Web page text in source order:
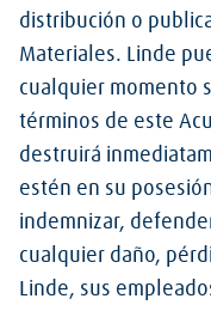
distribución o
Materiales. Linde
cualquier momento
términos de este
destruirá
estén en su
indemnizar,
cualquier daño,
Linde, sus